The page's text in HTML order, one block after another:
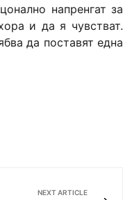
напренгат за
и да я чувстват.
да поставят една
NEXT ARTICLE